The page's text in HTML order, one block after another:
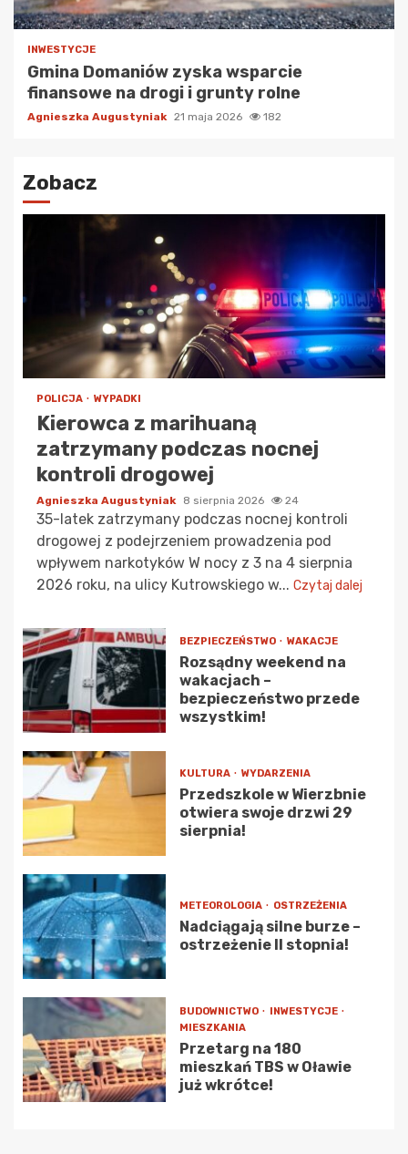
INWESTYCJE
Gmina Domaniów zyska wsparcie
finansowe na drogi i grunty rolne
Agnieszka Augustyniak 21 maja 2026 182
Zobacz
POLICJA WYPADKI
Kierowca z marihuaną
zatrzymany podczas nocnej
kontroli drogowej
Agnieszka Augustyniak 8 sierpnia 2026 24
35-latek zatrzymany podczas nocnej kontroli
drogowej z podejrzeniem prowadzenia pod
wpływem narkotyków W nocy z 3 na 4 sierpnia
2026 roku, na ulicy Kutrowskiego w... Czytaj dalej
BEZPIECZEŃSTWO WAKACJE
Rozsądny weekend na
wakacjach –
bezpieczeństwo przede
wszystkim!
KULTURA WYDARZENIA
Przedszkole w Wierzbnie
otwiera swoje drzwi 29
sierpnia!
METEOROLOGIA OSTRZEŻENIA
Nadciągają silne burze –
ostrzeżenie II stopnia!
BUDOWNICTWO
INWESTYCJE
MIESZKANIA
Przetarg na 180
mieszkań TBS w Oławie
już wkrótce!